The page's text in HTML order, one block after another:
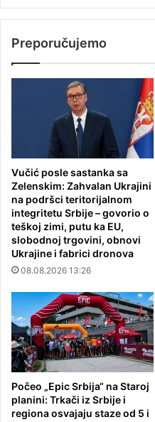
Preporučujemo
Vučić posle sastanka sa
Zelenskim: Zahvalan Ukrajini
na podršci teritorijalnom
integritetu Srbije – govorio o
teškoj zimi, putu ka EU,
slobodnoj trgovini, obnovi
Ukrajine i fabrici dronova
08.08.2026 13:26
Počeo „Epic Srbija“ na Staroj
planini: Trkači iz Srbije i
regiona osvajaju staze od 5 i